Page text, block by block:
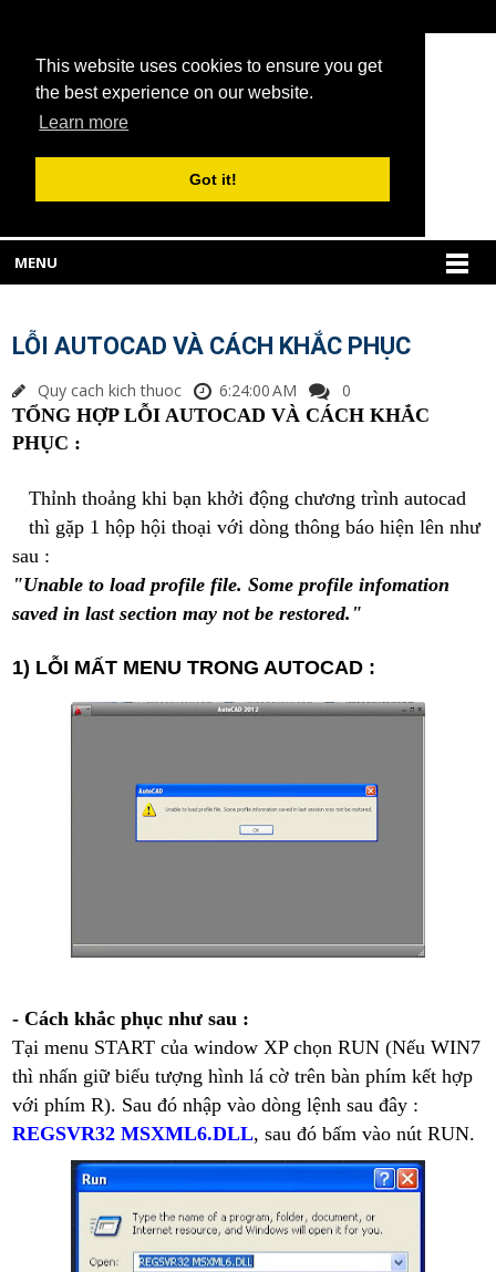
This website uses cookies to ensure you get
the best experience on our website.
Learn more
Got it!
MENU
LỖI AUTOCAD VÀ CÁCH KHẮC PHỤC
Quy cach kich thuoc 6:24:00 AM 0
TỔNG HỢP LỖI AUTOCAD VÀ CÁCH KHẮC
PHỤC :
Thỉnh thoảng khi bạn khởi động chương trình autocad
thì gặp 1 hộp hội thoại với dòng thông báo hiện lên như
sau :
"Unable to load profile file. Some profile infomation
saved in last section may not be restored."
1) LỖI MẤT MENU TRONG AUTOCAD :
- Cách khắc phục như sau :
Tại menu START của window XP chọn RUN (Nếu WIN7
thì nhấn giữ biểu tượng hình lá cờ trên bàn phím kết hợp
với phím R). Sau đó nhập vào dòng lệnh sau đây :
REGSVR32 MSXML6.DLL, sau đó bấm vào nút RUN.